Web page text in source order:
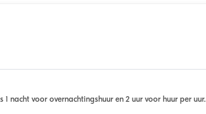
nacht voor overnachtingshuur en 2 uur voor huur per uur.